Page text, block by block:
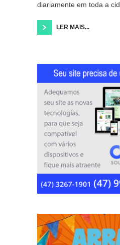
diariamente em toda a
LER MAIS...